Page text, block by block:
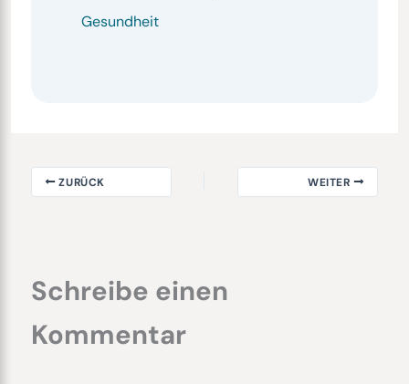
Gesundheit
ZURÜCK WEITER
Schreibe einen
Kommentar